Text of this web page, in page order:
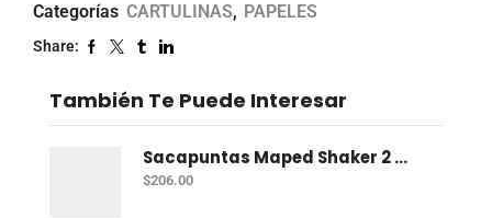
Categorías CARTULINAS, PAPELES
Share:
También Te Puede Interesar
Sacapuntas Maped Shaker 2 Orificios - Bote Con 12
$206.00